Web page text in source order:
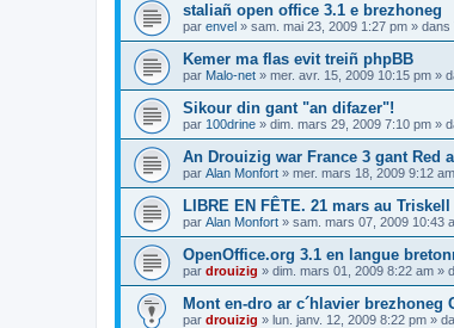
staliañ open office 3.1 e brezhoneg
par envel » sam. mai 23, 2009 1:27 pm » dans
Kemer ma flas evit treiñ phpBB
par Malo-net » mer. avr. 15, 2009 10:15 pm »
Sikour din gant "an difazer"!
par 100drine » dim. mars 29, 2009 7:10 pm »
An Drouizig war France 3 gant Red
par Alan Monfort » mer. mars 18, 2009 9:12 am
LIBRE EN FÊTE. 21 mars au
par Alan Monfort » sam. mars 07, 2009 10:43
OpenOffice.org 3.1 en langue
par drouizig » dim. mars 01, 2009 8:22 am »
Mont en-dro ar c´hlavier brezhoneg
par drouizig » lun. janv. 12, 2009 8:22 pm »